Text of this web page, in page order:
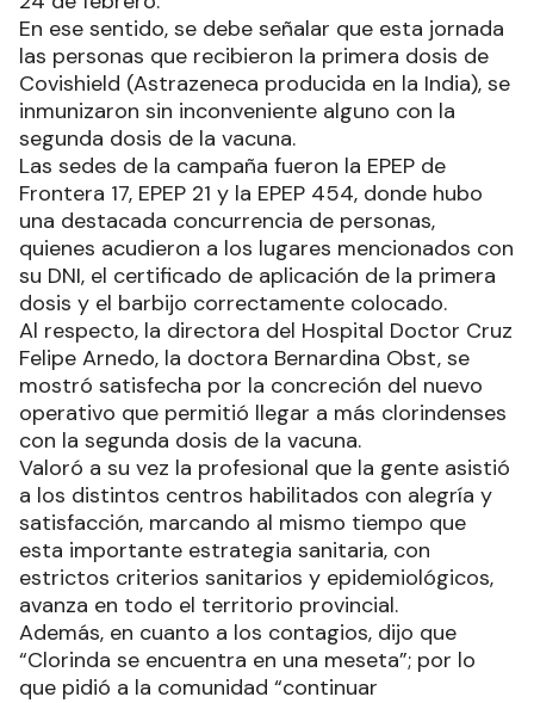
En ese sentido, se debe señalar que esta jornada
las personas que recibieron la primera dosis de
Covishield (Astrazeneca producida en la India), se
inmunizaron sin inconveniente alguno con la
segunda dosis de la vacuna.
Las sedes de la campaña fueron la EPEP de
Frontera 17, EPEP 21 y la EPEP 454, donde hubo
una destacada concurrencia de personas,
quienes acudieron a los lugares mencionados con
su DNI, el certificado de aplicación de la primera
dosis y el barbijo correctamente colocado.
Al respecto, la directora del Hospital Doctor Cruz
Felipe Arnedo, la doctora Bernardina Obst, se
mostró satisfecha por la concreción del nuevo
operativo que permitió llegar a más clorindenses
con la segunda dosis de la vacuna.
Valoró a su vez la profesional que la gente asistió
a los distintos centros habilitados con alegría y
satisfacción, marcando al mismo tiempo que
esta importante estrategia sanitaria, con
estrictos criterios sanitarios y epidemiológicos,
avanza en todo el territorio provincial.
Además, en cuanto a los contagios, dijo que
“Clorinda se encuentra en una meseta”; por lo
que pidió a la comunidad “continuar